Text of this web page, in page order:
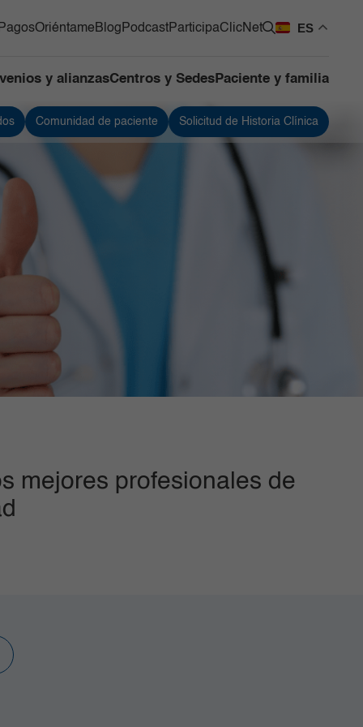
PagosOriéntameBlog PodcastParticipaClicNet ES
Quirúrgicos
de Apoyo
de Mama y Tumores de
Cuidado Crítico
Urología
y alianzasCentros y Sedes Paciente y familia
Comunidad de paciente Solicitud de Historia Clínica
mejores profesionales de